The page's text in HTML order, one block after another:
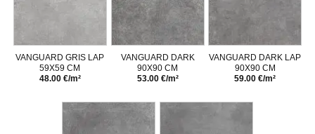
VANGUARD GRIS LAP
59X59 CM
48.00 €/m²
VANGUARD DARK
90X90 CM
53.00 €/m²
VANGUARD DARK LAP
90X90 CM
59.00 €/m²